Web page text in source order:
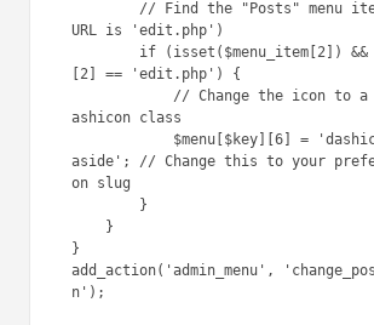
URL is 'edit.php')
[2] == 'edit.php') {
ashicon class
aside'; // Change this to your
on slug
}
add_action('admin_menu',